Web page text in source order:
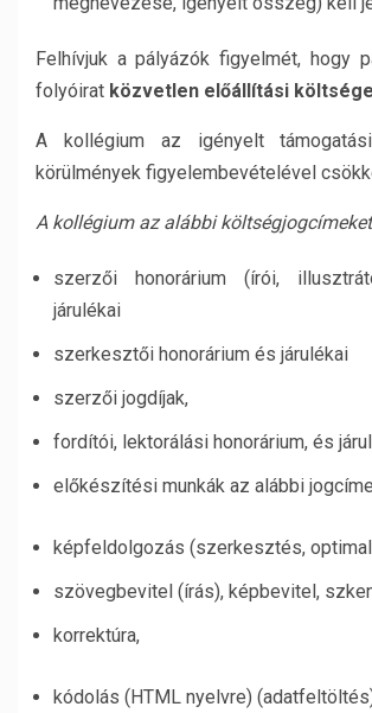
Felhívjuk a pályázók figyelmét, hogy
folyóirat közvetlen előállítási
A kollégium az igényelt
körülmények figyelembevételével
A kollégium az alábbi
szerzői honorárium (írói,
járulékai
szerkesztői honorárium és járulékai
szerzői jogdíjak,
fordítói, lektorálási honorárium, és
előkészítési munkák az alábbi
képfeldolgozás (szerkesztés,
szövegbevitel (írás), képbevitel,
korrektúra,
kódolás (HTML nyelvre)